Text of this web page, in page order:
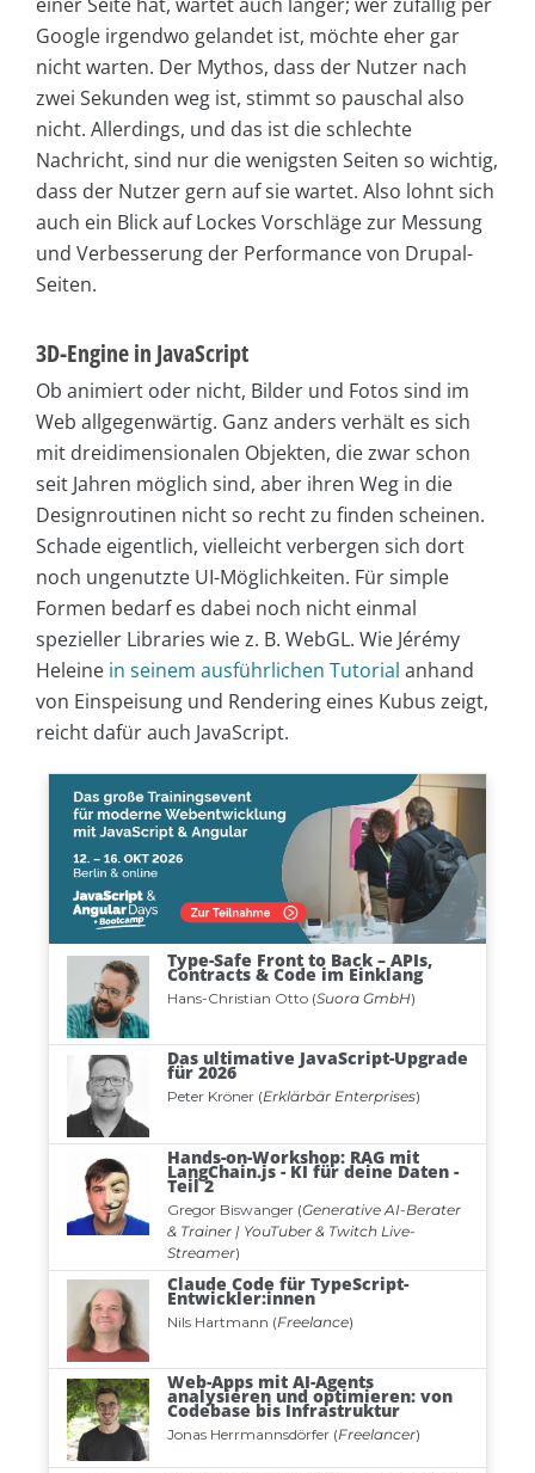
Google irgendwo gelandet ist, möchte eher gar
nicht warten. Der Mythos, dass der Nutzer nach
zwei Sekunden weg ist, stimmt so pauschal also
nicht. Allerdings, und das ist die schlechte
Nachricht, sind nur die wenigsten Seiten so wichtig,
dass der Nutzer gern auf sie wartet. Also lohnt sich
auch ein Blick auf Lockes Vorschläge zur Messung
und Verbesserung der Performance von Drupal-
Seiten.
3D-Engine in JavaScript
Ob animiert oder nicht, Bilder und Fotos sind im
Web allgegenwärtig. Ganz anders verhält es sich
mit dreidimensionalen Objekten, die zwar schon
seit Jahren möglich sind, aber ihren Weg in die
Designroutinen nicht so recht zu finden scheinen.
Schade eigentlich, vielleicht verbergen sich dort
noch ungenutzte UI-Möglichkeiten. Für simple
Formen bedarf es dabei noch nicht einmal
spezieller Libraries wie z. B. WebGL. Wie Jérémy
Heleine in seinem ausführlichen Tutorial anhand
von Einspeisung und Rendering eines Kubus zeigt,
reicht dafür auch JavaScript.